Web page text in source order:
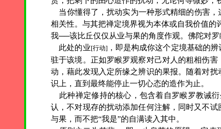
当你懂得了，扰动实为一种形式精细的伤害，
相关性。与其把禅定境界视为本体或自我价值
我──该比丘仅仅从业与果的角度作观。佛陀对
此处的业[行动]，即是构成你这个定境基础的
驻于该境。正如罗睺罗观察对己对人的粗相伤
动，藉此发现入定所缘之辨识的果报。随着对
识上，直到最终能停止一切心态的造作为止。
此种禅定修持的核心，包含着自罗睺罗教诫
认，不对现存的扰动添加任何注解，同时又不
与果，而不把“我是”的自满读入其中。